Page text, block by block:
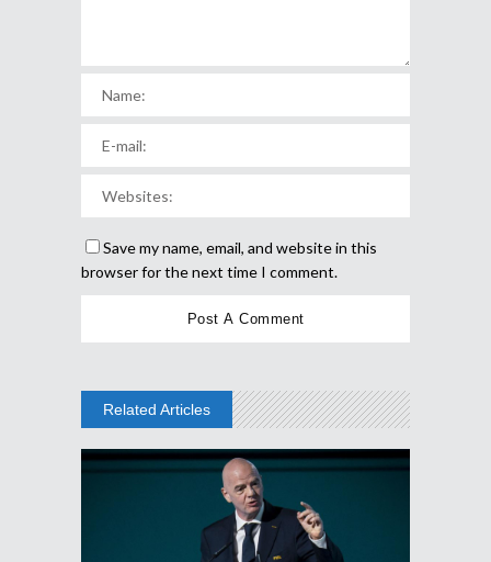
Save my name, email, and website in this
browser for the next time I comment.
Related Articles